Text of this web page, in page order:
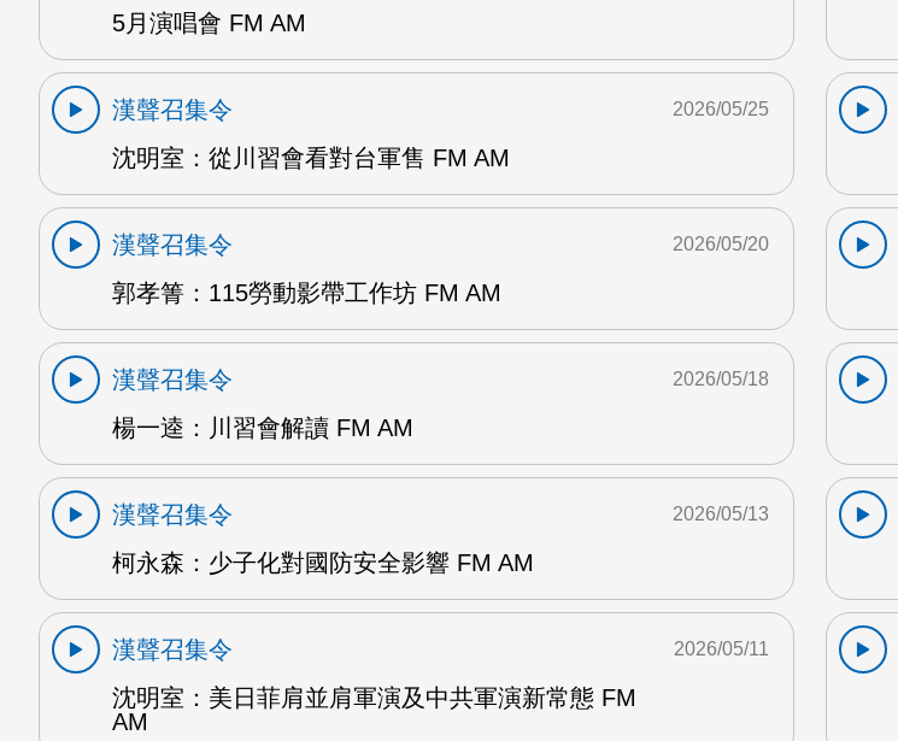
5月演唱會 FM AM
漢聲召集令
沈明室：從川習會看對台軍售 FM AM
2026/05/25
漢聲召集令
郭孝箐：115勞動影帶工作坊 FM AM
2026/05/20
漢聲召集令
楊一逵：川習會解讀 FM AM
2026/05/18
漢聲召集令
柯永森：少子化對國防安全影響 FM AM
2026/05/13
漢聲召集令
沈明室：美日菲肩並肩軍演及中共軍演新常態 FM
AM
2026/05/11